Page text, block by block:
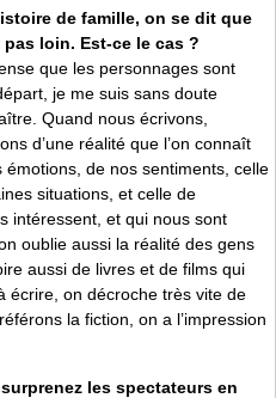
de famille, on se dit que
loin. Est-ce le cas ?
que les personnages sont
je me suis sans doute
Quand nous écrivons,
d’une réalité que l’on connaît
de nos sentiments, celle
situations, et celle de
intéressent, et qui nous sont
oublie aussi la réalité des gens
aussi de livres et de films qui
écrire, on décroche très vite de
la fiction, on a l’impression
les spectateurs en